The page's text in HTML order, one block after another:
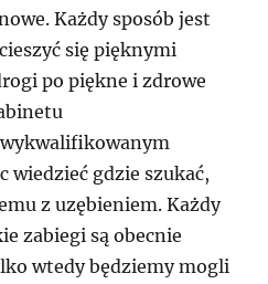
Każdy sposób jest
się pięknymi
po piękne i zdrowe
wiedzieć gdzie szukać,
z uzębieniem. Każdy
zabiegi są obecnie
wtedy będziemy mogli